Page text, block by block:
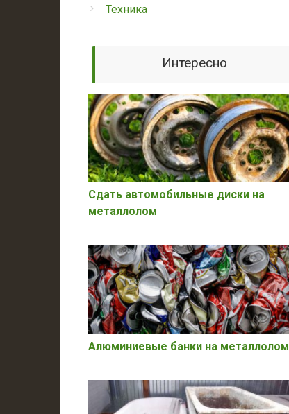
Техника
Интересно
Сдать автомобильные диски на
металлолом
Алюминиевые банки на металлолом